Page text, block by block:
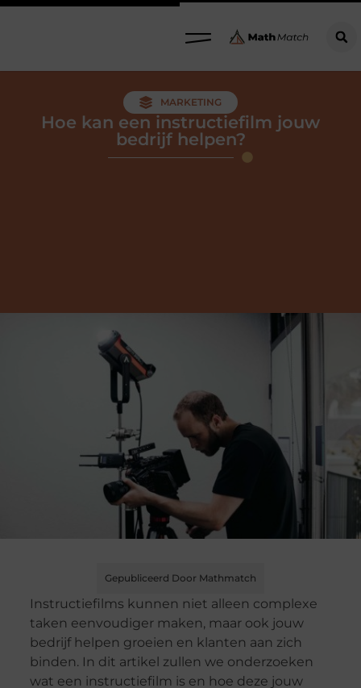
MARKETING
Hoe kan een instructiefilm jouw
bedrijf helpen?
Gepubliceerd Door Mathmatch
Instructiefilms kunnen niet alleen complexe
taken eenvoudiger maken, maar ook jouw
bedrijf helpen groeien en klanten aan zich
binden. In dit artikel zullen we onderzoeken
wat een instructiefilm is en hoe deze jouw